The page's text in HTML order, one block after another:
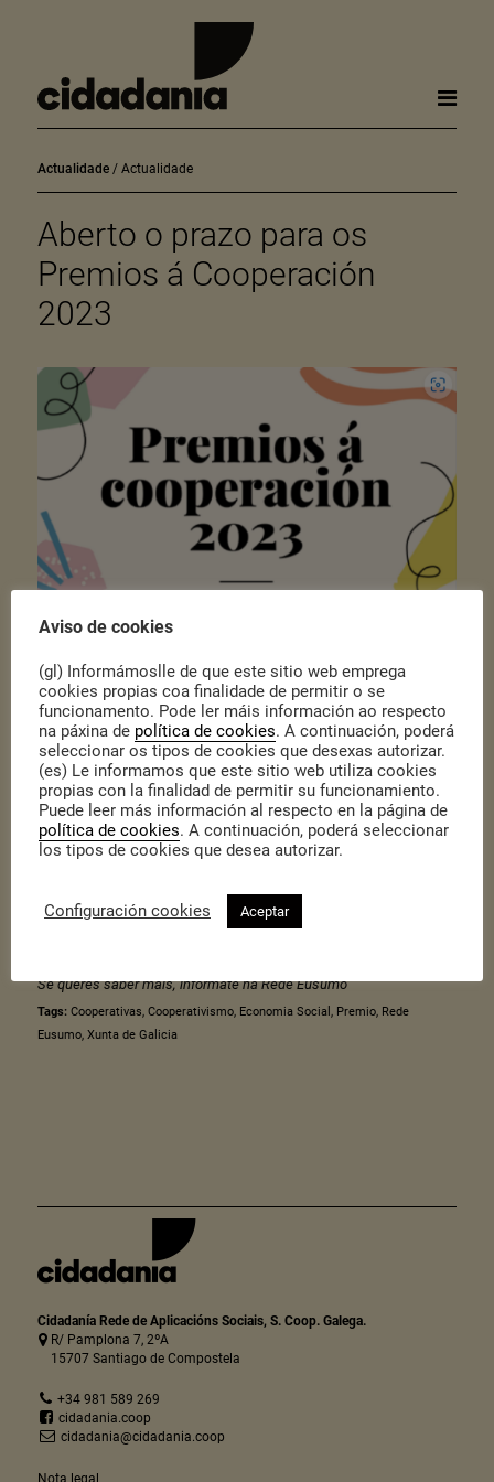
Actualidade Actualidade
Aberto o prazo para os
Premios á Cooperación
2023
Publicado o 9 de Febreiro de 2023 |Actualidade
A Consellería de Promoción do Emprego e Igualdade vén de
publicar as bases reguladoras dosPremios á Cooperación 2023,
podes consultalas neste enlace.
Estes premios outórganse anualmente para fomentar e difundir o
cooperativismo e a economía social, afondando nos seus
principios e valores. Como cada ano, as cooperativas poden
participar en tres categorías:
Premio ao mellor proxecto cooperativo novo
Premio á traxectoria cooperativa
Se queres saber máis, infórmate na Rede Eusumo
Tags: Cooperativas, Cooperativismo, Economia Social , Premio, Rede
Eusumo, Xunta de Galicia
Cidadanía Rede de Aplicacións Sociais, S. Coop. Galega.
R/ Pamplona 7, 2ºA
15707 Santiago de Compostela
+34 981 589 269
cidadania.coop
cidadania@cidadania.coop
Nota legal
Aviso de cookies
(gl) Informámoslle de que este sitio web emprega
cookies propias coa finalidade de permitir o se
funcionamento. Pode ler máis información ao respecto
na páxina de política de cookies. A continuación, poderá
seleccionar os tipos de cookies que desexas autorizar.
(es) Le informamos que este sitio web utiliza cookies
propias con la finalidad de permitir su funcionamiento.
Puede leer más información al respecto en la página de
política de cookies. A continuación, poderá seleccionar
los tipos de cookies que desea autorizar.
Configuración cookies Aceptar